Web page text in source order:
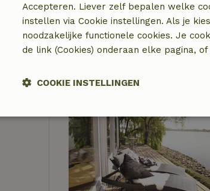
Accepteren. Liever zelf bepalen welke
instellen via Cookie instellingen. Als je
noodzakelijke functionele cookies. Je
de link (Cookies) onderaan elke pagina,
COOKIE INSTELLINGEN
Strikt
noodzakelijk
Prestatie